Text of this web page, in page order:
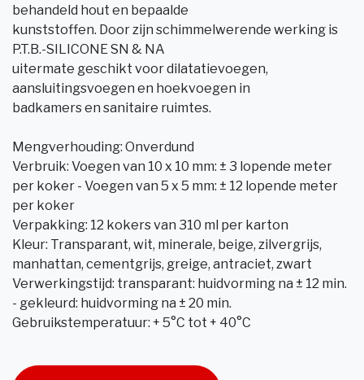
behandeld hout en bepaalde
kunststoffen. Door zijn schimmelwerende werking is
P.T.B.-SILICONE SN & NA
uitermate geschikt voor dilatatievoegen,
aansluitingsvoegen en hoekvoegen in
badkamers en sanitaire ruimtes.
Mengverhouding: Onverdund
Verbruik: Voegen van 10 x 10 mm: ± 3 lopende meter
per koker - Voegen van 5 x 5 mm: ± 12 lopende meter
per koker
Verpakking: 12 kokers van 310 ml per karton
Kleur: Transparant, wit, minerale, beige, zilvergrijs,
manhattan, cementgrijs, greige, antraciet, zwart
Verwerkingstijd: transparant: huidvorming na ± 12 min.
- gekleurd: huidvorming na ± 20 min.
Gebruikstemperatuur: + 5°C tot + 40°C